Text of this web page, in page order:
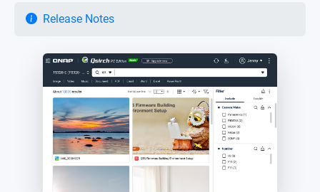
Release Notes